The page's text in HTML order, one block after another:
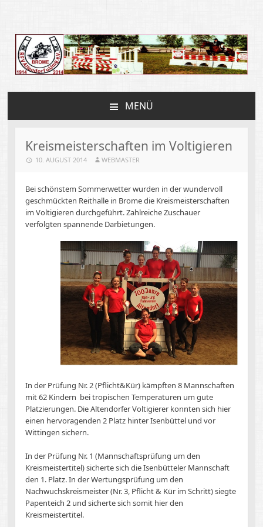
Reit und Fahrverein
Altendorf
MENÜ
ZUM
SPRINGEN
Kreismeisterschaften im Voltigieren
10. AUGUST 2014 WEBMASTER
Bei schönstem Sommerwetter wurden in der wundervoll
geschmückten Reithalle in Brome die Kreismeisterschaften
im Voltigieren durchgeführt. Zahlreiche Zuschauer
verfolgten spannende Darbietungen.
In der Prüfung Nr. 2 (Pflicht&Kür) kämpften 8 Mannschaften
mit 62 Kindern bei tropischen Temperaturen um gute
Platzierungen. Die Altendorfer Voltigierer konnten sich hier
einen hervoragenden 2 Platz hinter Isenbüttel und vor
Wittingen sichern.
In der Prüfung Nr. 1 (Mannschaftsprüfung um den
Kreismeistertitel) sicherte sich die Isenbütteler Mannschaft
den 1. Platz. In der Wertungsprüfung um den
Nachwuchskreismeister (Nr. 3, Pflicht & Kür im Schritt) siegte
Papenteich 2 und sicherte sich somit hier den
Kreismeistertitel.